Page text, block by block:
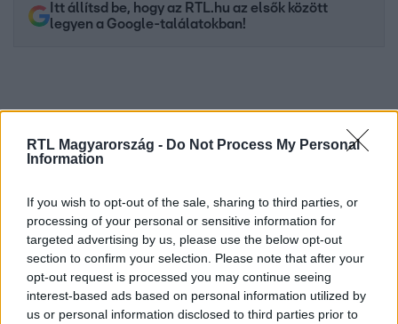
RTL Magyarország - Do Not Process My Personal
Information
If you wish to opt-out of the sale, sharing to third parties, or
processing of your personal or sensitive information for
targeted advertising by us, please use the below opt-out
section to confirm your selection. Please note that after your
opt-out request is processed you may continue seeing
interest-based ads based on personal information utilized by
us or personal information disclosed to third parties prior to
Itt állítsd be, hogy az RTL.hu az elsők között
legyen a Google-találatokban!
Kövess minket, és értesülj a friss hírekről a
Facebookon is!